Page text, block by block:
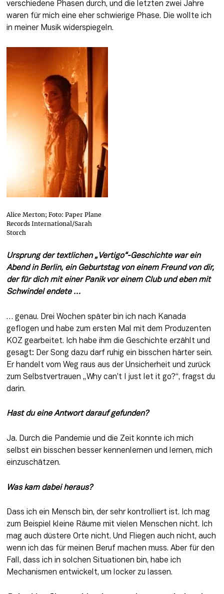
verschiedene Phasen durch, und die letzten zwei Jahre
waren für mich eine eher schwierige Phase. Die wollte ich
in meiner Musik widerspiegeln.
Alice Merton; Foto: Paper Plane
Records International/Sarah
Storch
Ursprung der textlichen „Vertigo“-Geschichte war ein
Abend in Berlin, ein Geburtstag von einem Freund von dir,
der für dich mit einer Panik vor einem Club und eben mit
Schwindel endete …
… genau. Drei Wochen später bin ich nach Kanada
geflogen und habe zum ersten Mal mit dem Produzenten
KOZ gearbeitet. Ich habe ihm die Geschichte erzählt und
gesagt: Der Song dazu darf ruhig ein bisschen härter sein.
Er handelt vom Weg raus aus der Unsicherheit und zurück
zum Selbstvertrauen „Why can’t I just let it go?“, fragst du
darin.
Hast du eine Antwort darauf gefunden?
Ja. Durch die Pandemie und die Zeit konnte ich mich
selbst ein bisschen besser kennenlernen und lernen, mich
einzuschätzen.
Was kam dabei heraus?
Dass ich ein Mensch bin, der sehr kontrolliert ist. Ich mag
zum Beispiel kleine Räume mit vielen Menschen nicht. Ich
mag auch düstere Orte nicht. Und Fliegen auch nicht, auch
wenn ich das für meinen Beruf machen muss. Aber für den
Fall, dass ich in solchen Situationen bin, habe ich
Mechanismen entwickelt, um locker zu lassen.